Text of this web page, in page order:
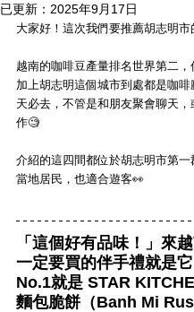
已更新： 2025年9月17日
大家好！這次我們要推薦胡志明
越南的咖啡豆產量排名世界第二，
加上胡志明這個城市到處都是咖
天必去，不管是和朋友聚會聊天，
作🧐
介紹的這四間都位於胡志明市第一
當地居民，也適合遊客👀
「這個好有品味！」來
一定要買的伴手禮就是
No.1就是 STAR
麵包脆餅（Banh Mi